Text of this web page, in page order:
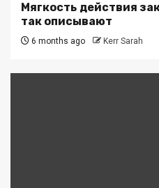
Мягкость действия
так описывают
6 months ago Kerr Sarah